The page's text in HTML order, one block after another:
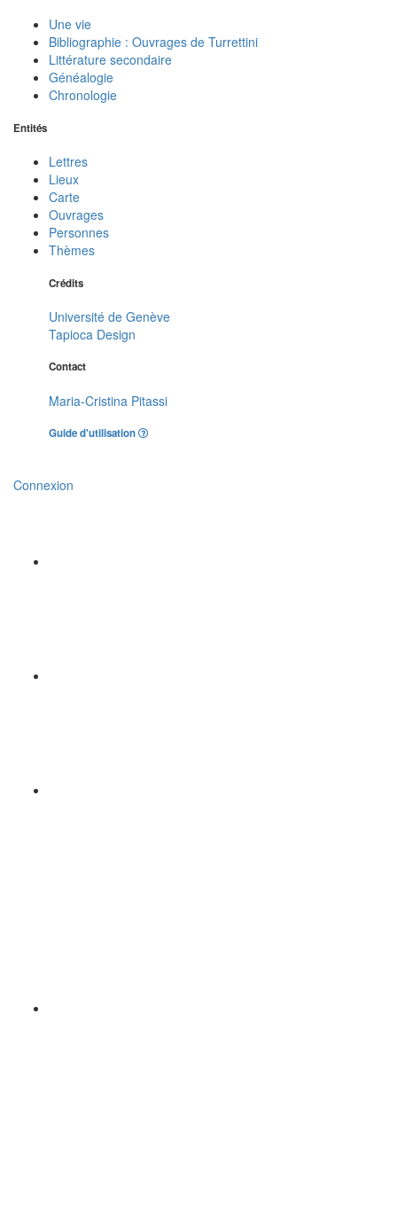
Une vie
Bibliographie : Ouvrages de Turrettini
Littérature secondaire
Généalogie
Chronologie
Entités
Lettres
Lieux
Carte
Ouvrages
Personnes
Thèmes
Crédits
Université de Genève
Tapioca Design
Contact
Maria-Cristina Pitassi
Guide d'utilisation
Connexion